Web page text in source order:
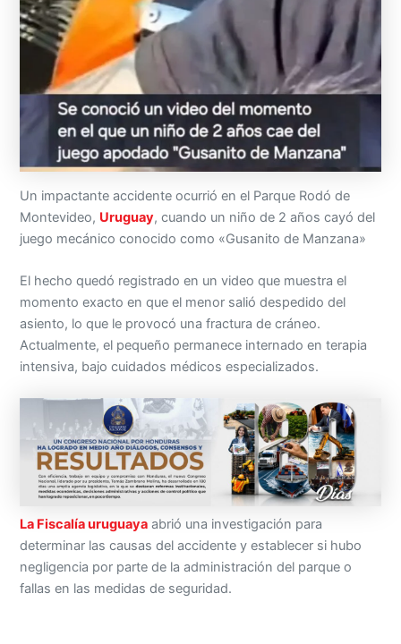
Un impactante accidente ocurrió en el Parque Rodó de
Montevideo, Uruguay, cuando un niño de 2 años cayó del
juego mecánico conocido como «Gusanito de Manzana»
El hecho quedó registrado en un video que muestra el
momento exacto en que el menor salió despedido del
asiento, lo que le provocó una fractura de cráneo.
Actualmente, el pequeño permanece internado en terapia
intensiva, bajo cuidados médicos especializados.
La Fiscalía uruguaya abrió una investigación para
determinar las causas del accidente y establecer si hubo
negligencia por parte de la administración del parque o
fallas en las medidas de seguridad.